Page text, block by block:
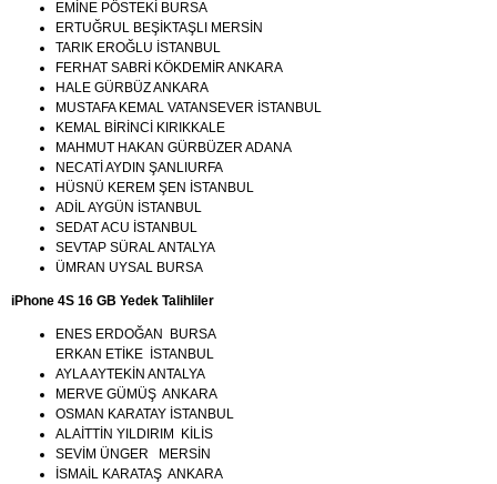
EMİNE PÖSTEKİ BURSA
ERTUĞRUL BEŞİKTAŞLI MERSİN
TARIK EROĞLU İSTANBUL
FERHAT SABRİ KÖKDEMİR ANKARA
HALE GÜRBÜZ ANKARA
MUSTAFA KEMAL VATANSEVER İSTANBUL
KEMAL BİRİNCİ KIRIKKALE
MAHMUT HAKAN GÜRBÜZER ADANA
NECATİ AYDIN ŞANLIURFA
HÜSNÜ KEREM ŞEN İSTANBUL
ADİL AYGÜN İSTANBUL
SEDAT ACU İSTANBUL
SEVTAP SÜRAL ANTALYA
ÜMRAN UYSAL BURSA
iPhone 4S 16 GB Yedek Talihliler
ENES ERDOĞAN BURSA
ERKAN ETİKE İSTANBUL
AYLA AYTEKİN ANTALYA
MERVE GÜMÜŞ ANKARA
OSMAN KARATAY İSTANBUL
ALAİTTİN YILDIRIM KİLİS
SEVİM ÜNGER MERSİN
İSMAİL KARATAŞ ANKARA